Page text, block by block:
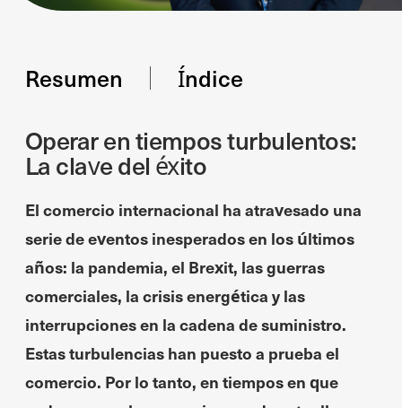
Resumen Índice
Operar en tiempos turbulentos:
La clave del éxito
El comercio internacional ha atravesado una
serie de eventos inesperados en los últimos
años: la pandemia, el Brexit, las guerras
comerciales, la crisis energética y las
interrupciones en la cadena de suministro.
Estas turbulencias han puesto a prueba el
comercio. Por lo tanto, en tiempos en que